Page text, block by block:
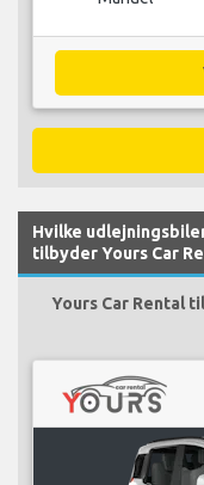
Hvilke
tilbyder Yours Car
Yours Car Rental